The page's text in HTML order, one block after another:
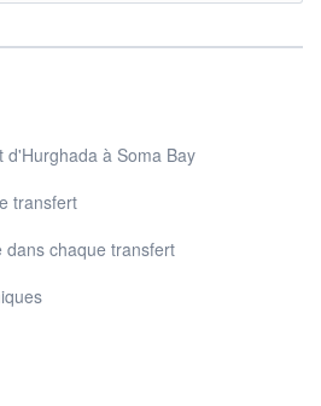
chauffeur. Chaque passager peut
confortables de classes
confortables sont à votre
à Soma Bay
transfert
dans chaque transfert